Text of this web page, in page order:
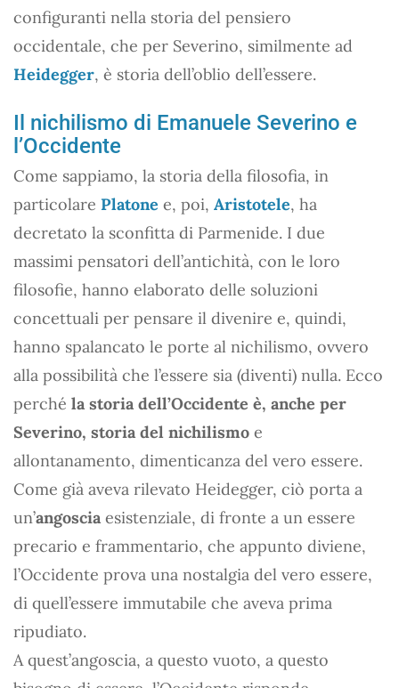
configuranti nella storia del pensiero
occidentale, che per Severino, similmente ad
Heidegger, è storia dell’oblio dell’essere.
Il nichilismo di Emanuele Severino e
l’Occidente
Come sappiamo, la storia della filosofia, in
particolare Platone e, poi, Aristotele, ha
decretato la sconfitta di Parmenide. I due
massimi pensatori dell’antichità, con le loro
filosofie, hanno elaborato delle soluzioni
concettuali per pensare il divenire e, quindi,
hanno spalancato le porte al nichilismo, ovvero
alla possibilità che l’essere sia (diventi) nulla. Ecco
perché la storia dell’Occidente è, anche per
Severino, storia del nichilismo e
allontanamento, dimenticanza del vero essere.
Come già aveva rilevato Heidegger, ciò porta a
un’angoscia esistenziale, di fronte a un essere
precario e frammentario, che appunto diviene,
l’Occidente prova una nostalgia del vero essere,
di quell’essere immutabile che aveva prima
ripudiato.
A quest’angoscia, a questo vuoto, a questo